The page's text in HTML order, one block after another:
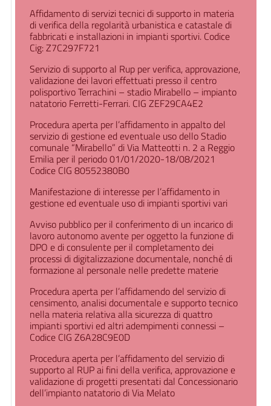
Affidamento di servizi tecnici di supporto in materia
di verifica della regolarità urbanistica e catastale di
fabbricati e installazioni in impianti sportivi. Codice
Cig: Z7C297F721
Servizio di supporto al Rup per verifica, approvazione,
validazione dei lavori effettuati presso il centro
polisportivo Terrachini – stadio Mirabello – impianto
natatorio Ferretti-Ferrari. CIG ZEF29CA4E2
Procedura aperta per l’affidamento in appalto del
servizio di gestione ed eventuale uso dello Stadio
comunale “Mirabello” di Via Matteotti n. 2 a Reggio
Emilia per il periodo 01/01/2020-18/08/2021
Codice CIG 80552380B0
Manifestazione di interesse per l’affidamento in
gestione ed eventuale uso di impianti sportivi vari
Avviso pubblico per il conferimento di un incarico di
lavoro autonomo avente per oggetto la funzione di
DPO e di consulente per il completamento dei
processi di digitalizzazione documentale, nonché di
formazione al personale nelle predette materie
Procedura aperta per l’affidamendo del servizio di
censimento, analisi documentale e supporto tecnico
nella materia relativa alla sicurezza di quattro
impianti sportivi ed altri adempimenti connessi –
Codice CIG Z6A28C9E0D
Procedura aperta per l’affidamento del servizio di
supporto al RUP ai fini della verifica, approvazione e
validazione di progetti presentati dal Concessionario
dell’impianto natatorio di Via Melato